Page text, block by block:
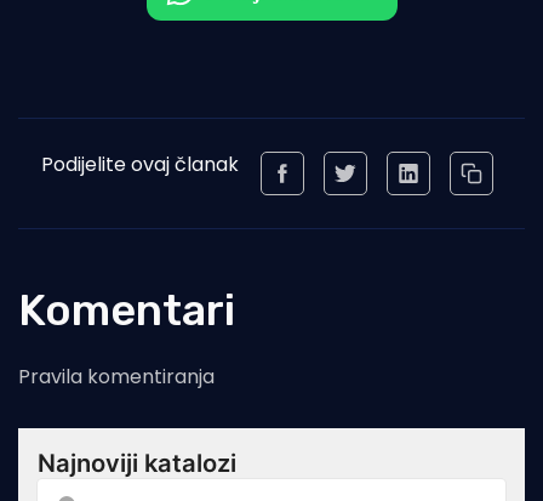
Podijelite ovaj članak
Komentari
Pravila komentiranja